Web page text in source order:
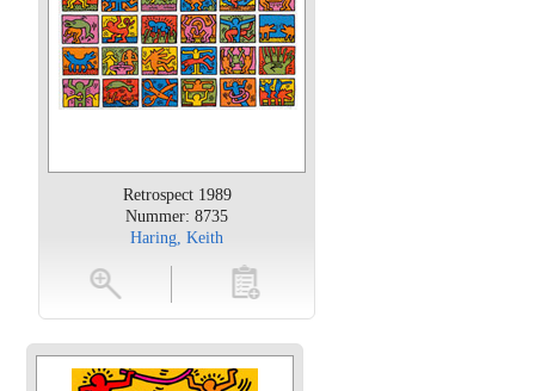
Retrospect 1989
Nummer: 8735
Haring, Keith
toevoegen